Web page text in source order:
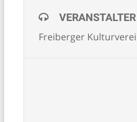
VERANSTALTER
Freiberger